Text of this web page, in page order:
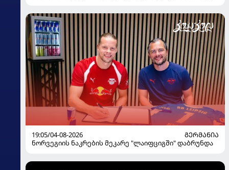
19:05/04-08-2026
ᲒᲔᲠᲛᲐᲜᲘᲐ
ნორვეგიის ნაკრების მეკარე "ლაიფციგში" დაბრუნდა